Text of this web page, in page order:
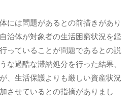
には問題があるとの前措きがあり
治体が対象者の生活困窮状況を鑑
っていることが問題であるとの説
な過酷な滞納処分を行った結果、
、生活保護よりも厳しい資産状況
させているとの指摘がありまし